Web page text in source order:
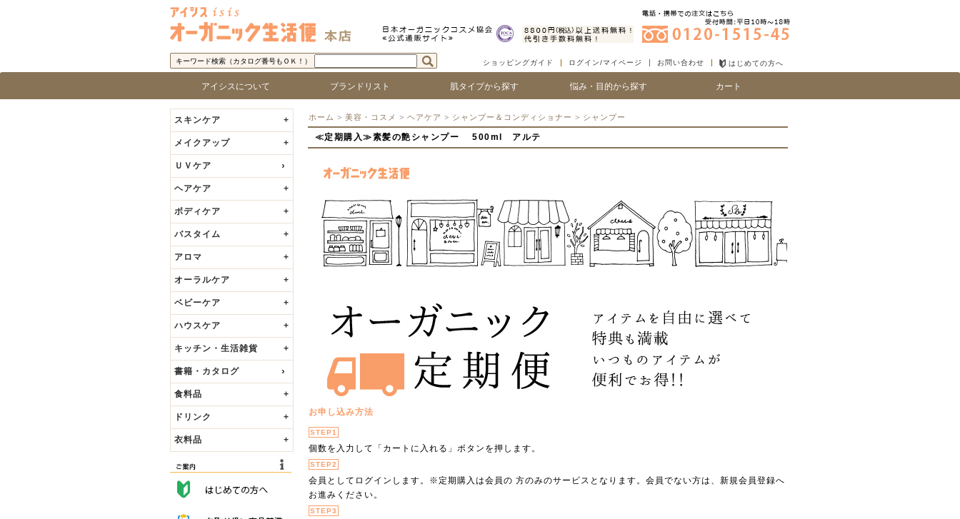
キーワード検索（カタログ番号もＯＫ！） ショッピングガイド ログイン/マイページ お問い合わせ はじめての方へ
アイシスについて
アイシス「オーガニック生活便」について
ブランドリスト
ロゴで探す
ブランド名で探す
肌タイプから探す
乾燥肌
敏感肌
脂性肌
混合肌
年齢肌
ベビー
悩み・目的から探す
ハリ・たるみ
シワ・ほうれい線
紫外線対策
アフターサンケア
シミ・くすみ
毛穴の黒ずみ、ひろがり
ニキビ・吹き出物
顔の赤み
唇の荒れ、皮が剥ける
頭皮の痒み、フケ
抜け毛・薄毛
ボリュームやコシがない、細毛
髪のツヤがない
カート
スキンケア +
メイクアップ +
ＵＶケア
ヘアケア +
ボディケア +
バスタイム +
アロマ +
オーラルケア +
ベビーケア +
ハウスケア +
キッチン・生活雑貨 +
書籍・カタログ
食料品 +
ドリンク +
衣料品 +
ホーム > 美容・コスメ > ヘアケア > シャンプー＆コンディショナー > シャンプー
≪定期購入≫素髪の艶シャンプー 500ml アルテ
お申し込み方法
STEP1
個数を入力して「カートに入れる」ボタンを押します。
STEP2
会員としてログインします。※定期購入は会員の 方のみのサービスとなります。会員でない方は、新規会員登録へ
お進みください。
STEP3